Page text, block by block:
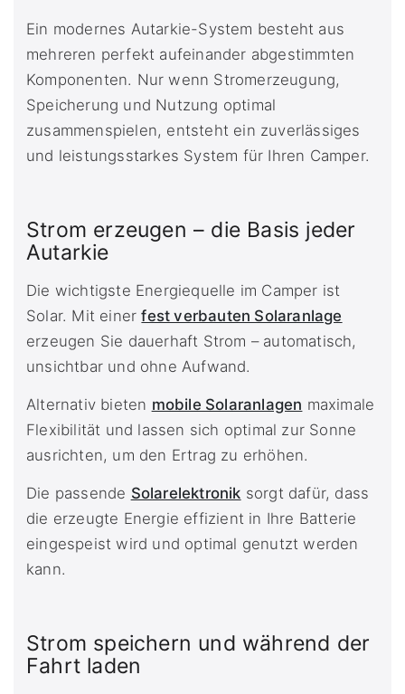
Ein modernes Autarkie-System besteht aus
mehreren perfekt aufeinander abgestimmten
Komponenten. Nur wenn Stromerzeugung,
Speicherung und Nutzung optimal
zusammenspielen, entsteht ein zuverlässiges
und leistungsstarkes System für Ihren Camper.
Strom erzeugen – die Basis jeder
Autarkie
Die wichtigste Energiequelle im Camper ist
Solar. Mit einerfest verbauten Solaranlage
erzeugen Sie dauerhaft Strom – automatisch,
unsichtbar und ohne Aufwand.
Alternativ bieten mobile Solaranlagen maximale
Flexibilität und lassen sich optimal zur Sonne
ausrichten, um den Ertrag zu erhöhen.
Die passende Solarelektronik sorgt dafür, dass
die erzeugte Energie effizient in Ihre Batterie
eingespeist wird und optimal genutzt werden
kann.
Strom speichern und während der
Fahrt laden